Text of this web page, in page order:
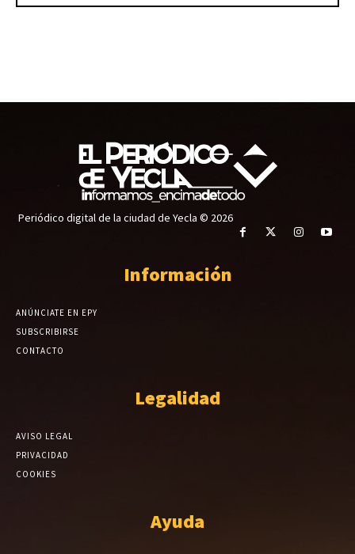
Periódico digital de la ciudad de Yecla © 2026
Información
ANÚNCIATE EN EPY
SUBSCRIBIRSE
CONTACTO
Legalidad
AVISO LEGAL
PRIVACIDAD
COOKIES
Ayuda